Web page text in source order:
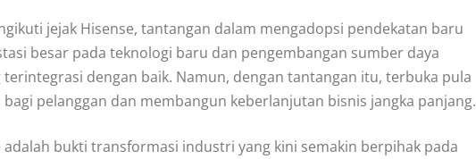
jejak Hisense, tantangan dalam mengadopsi pendekatan baru
besar pada teknologi baru dan pengembangan sumber daya
dengan baik. Namun, dengan tantangan itu, terbuka pula
pelanggan dan membangun keberlanjutan bisnis jangka panjang.
adalah bukti transformasi industri yang kini semakin berpihak pada